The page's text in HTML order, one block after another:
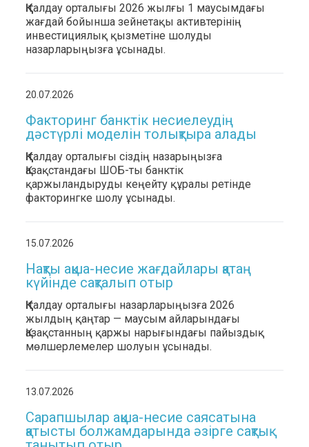
ҚҚҚ талдау орталығы 2026 жылғы 1 маусымдағы
жағдай бойынша зейнетақы активтерінің
инвестициялық қызметіне шолуды
назарларыңызға ұсынады.
20.07.2026
Факторинг банктік несиелеудің
дәстүрлі моделін толықтыра алады
ҚҚҚ талдау орталығы сіздің назарыңызға
Қазақстандағы ШОБ-ты банктік
қаржыландыруды кеңейту құралы ретінде
факторингке шолу ұсынады.
15.07.2026
Нақты ақша-несие жағдайлары қатаң
күйінде сақталып отыр
ҚҚҚ талдау орталығы назарларыңызға 2026
жылдың қаңтар — маусым айларындағы
Қазақстанның қаржы нарығындағы пайыздық
мөлшерлемелер шолуын ұсынады.
13.07.2026
Сарапшылар ақша-несие саясатына
қатысты болжамдарында әзірге сақтық